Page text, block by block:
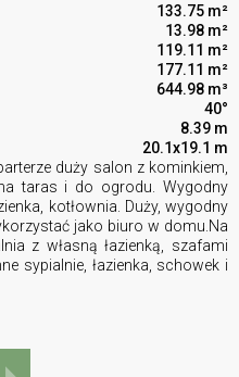
133.75 m²
13.98 m²
119.11 m²
177.11 m²
644.98 m³
40°
8.39 m
20.1x19.1 m
duży salon z kominkiem,
taras i do ogrodu. Wygodny
kotłownia. Duży, wygodny
jako biuro w domu.Na
z własną łazienką, szafami
sypialnie, łazienka, schowek i